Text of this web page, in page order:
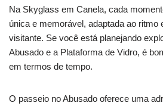
Na Skyglass em Canela, cada
única e memorável, adaptada ao ritmo
visitante. Se você está planejando
Abusado e a Plataforma de Vidro, é
em termos de tempo.
O passeio no Abusado oferece uma